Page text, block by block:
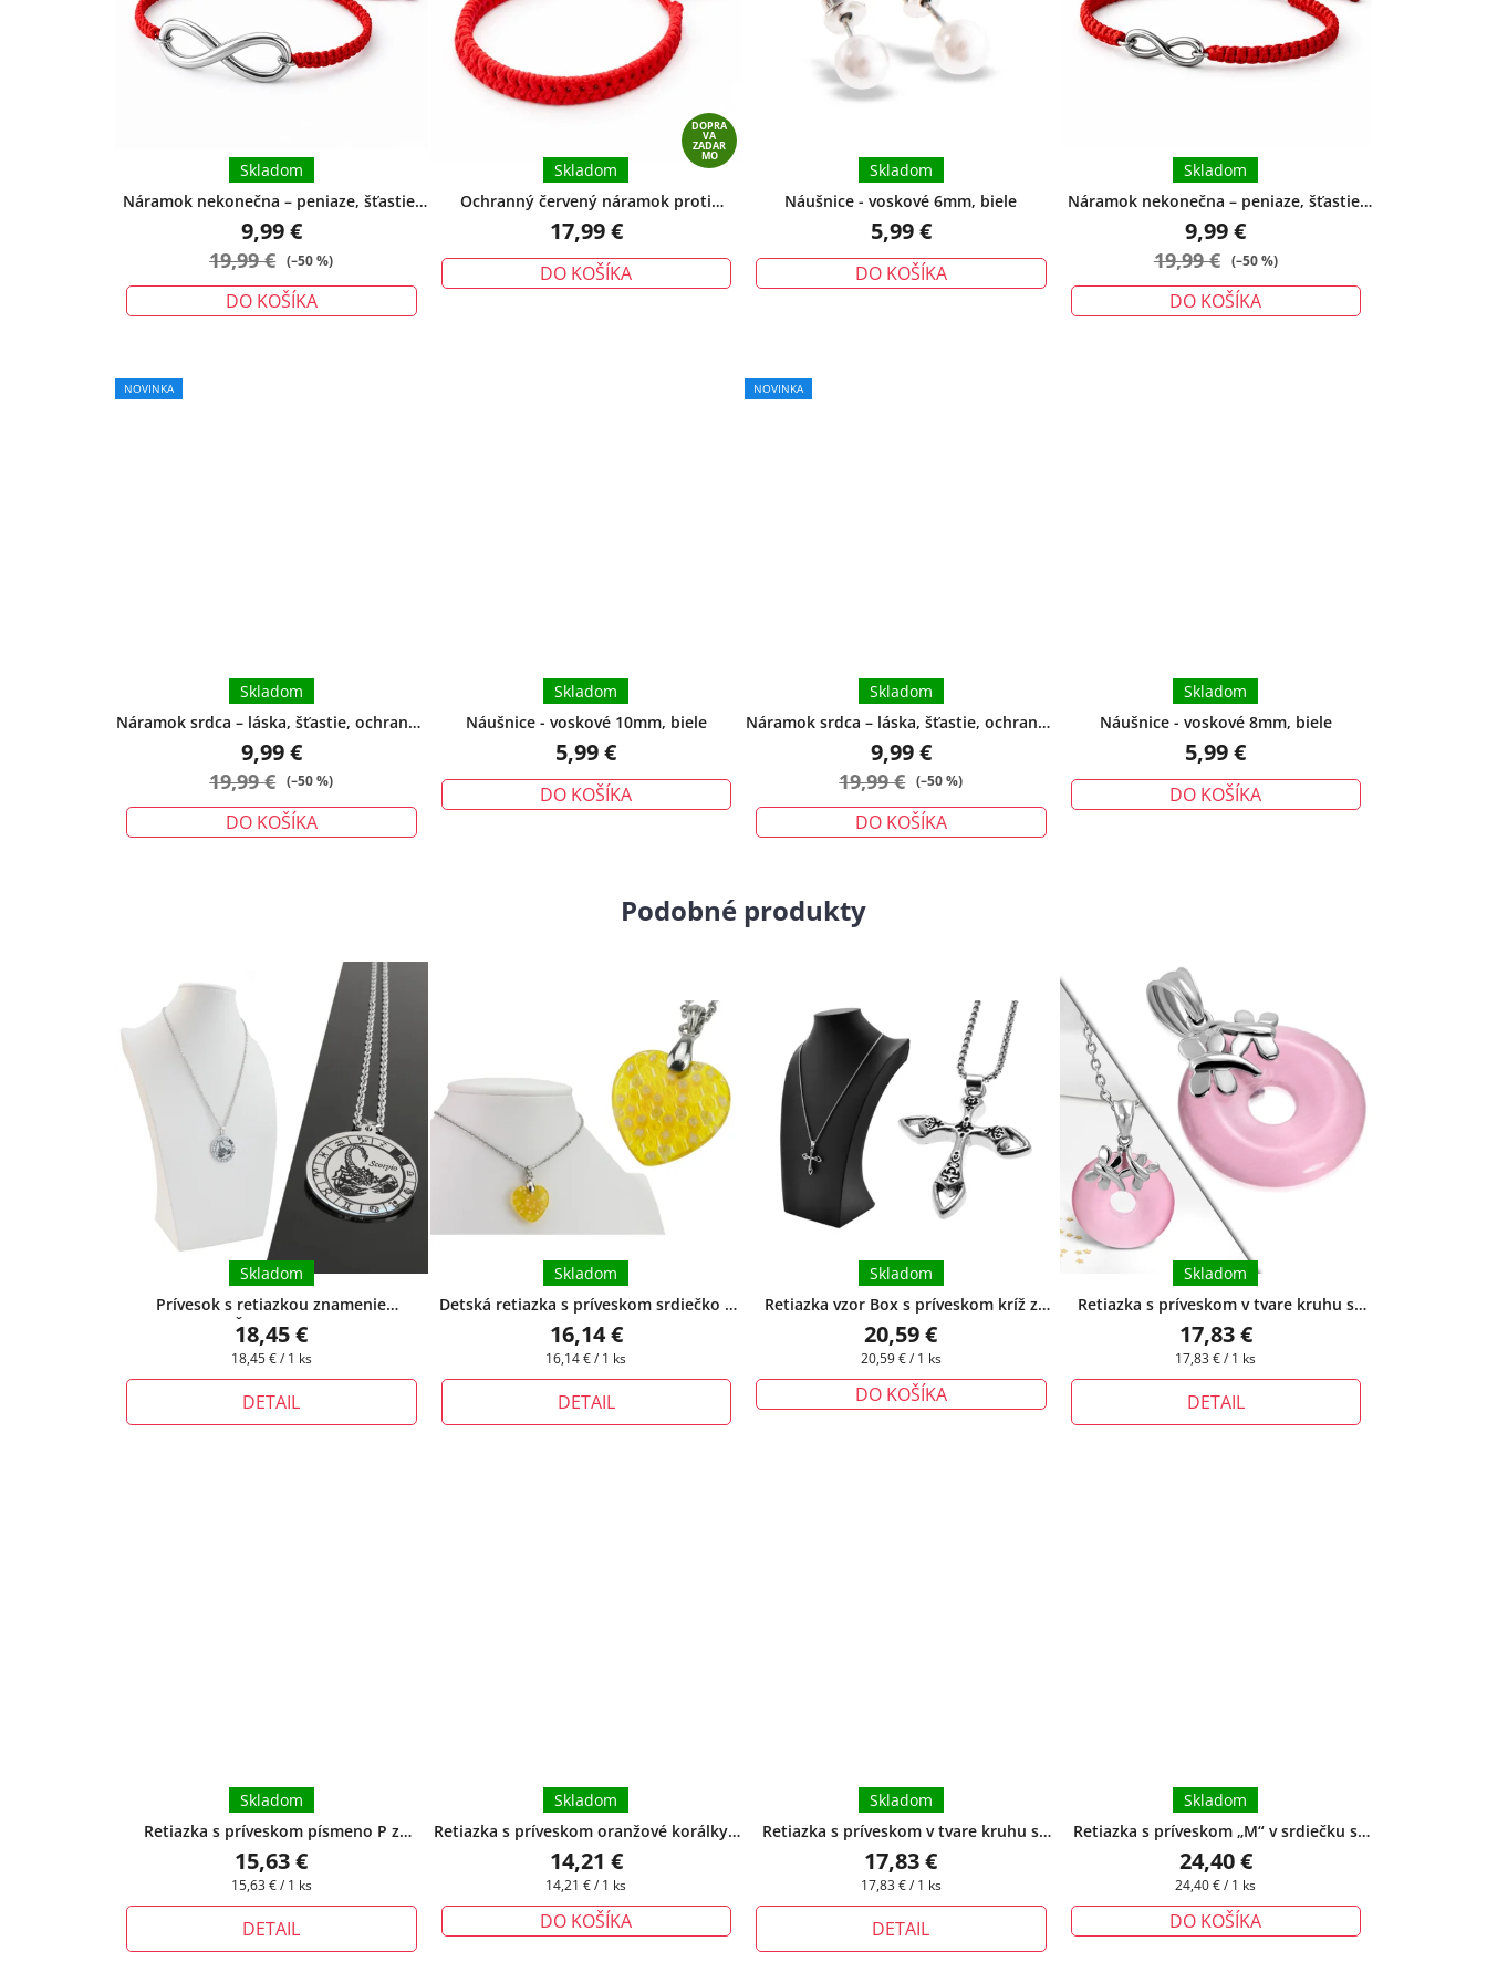
Náramok nekonečna – peniaze, šťastie,
ochrana - veľký
Skladom
9,99 €
19,99 € (–50 %)
DO KOŠÍKA
hviezdičiek.
DOPRA
VA
ZADAR
MO
Ochranný červený náramok proti
urieknutiu – tradičný talizman ochrany
Skladom
17,99 €
DO KOŠÍKA
Náušnice - voskové 6mm, biele
Skladom
5,99 €
DO KOŠÍKA
hviezdičiek.
Náramok nekonečna – peniaze, šťastie,
ochrana - malý
Skladom
9,99 €
19,99 € (–50 %)
DO KOŠÍKA
NOVINKA
Náramok srdca – láska, šťastie, ochrana -
malý
Skladom
9,99 €
19,99 € (–50 %)
DO KOŠÍKA
Náušnice - voskové 10mm, biele
Skladom
5,99 €
DO KOŠÍKA
NOVINKA
Náramok srdca – láska, šťastie, ochrana -
veľký
Skladom
9,99 €
19,99 € (–50 %)
DO KOŠÍKA
Náušnice - voskové 8mm, biele
Skladom
5,99 €
DO KOŠÍKA
Podobné produkty
Prívesok s retiazkou znamenie
zverokruhu - Škorpión z chirurgickej
+ darčeková krabička zadarmo
Skladom
18,45 €
Jednotková
cena:
18,45 € / 1 ks
DETAIL
Detská retiazka s príveskom srdiečko z
chirurgickej ocele Millie III.
krabička zadarmo
Skladom
16,14 €
Jednotková
cena:
16,14 € / 1 ks
DETAIL
Retiazka vzor Box s príveskom kríž z
chirurgickej ocele Christian I.
darčeková krabička zadarmo
Skladom
20,59 €
Jednotková
cena:
20,59 € / 1 ks
DO KOŠÍKA
Retiazka s príveskom v tvare kruhu s
vážkou ružový+ pri tomto produkte si
môžete zvoliť dĺžku retiazky podľa
Vášich potrieb
Skladom
17,83 €
Jednotková
cena:
17,83 € / 1 ks
DETAIL
Retiazka s príveskom písmeno P z
chirurgickej ocele - 1,7 cm
Skladom
15,63 €
Jednotková
15,63 € / 1 ks
DETAIL
Retiazka s príveskom oranžové korálky -
+ darčeková krabička zadarmo
Skladom
14,21 €
Jednotková
14,21 € / 1 ks
DO KOŠÍKA
Retiazka s príveskom v tvare kruhu s
vážkou zelený+ pri tomto produkte si
môžete zvoliť dĺžku retiazky podľa
Vášich potrieb
Skladom
17,83 €
Jednotková
17,83 € / 1 ks
DETAIL
Retiazka s príveskom „M“ v srdiečku s
romantickými kvetinami – Symbol lásky
+ darčeková krabička zadarmo
Skladom
24,40 €
Jednotková
24,40 € / 1 ks
DO KOŠÍKA